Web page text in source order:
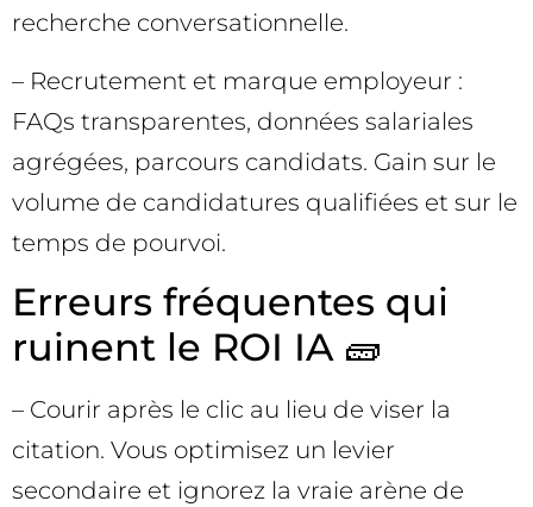
recherche conversationnelle.
– Recrutement et marque employeur :
FAQs transparentes, données salariales
agrégées, parcours candidats. Gain sur le
volume de candidatures qualifiées et sur le
temps de pourvoi.
Erreurs fréquentes qui
ruinent le ROI IA 🧱
– Courir après le clic au lieu de viser la
citation. Vous optimisez un levier
secondaire et ignorez la vraie arène de